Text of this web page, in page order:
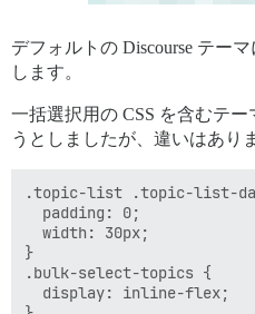
デフォルトの Discourse テー
します。
一括選択用の CSS を含むテ
うとしましたが、違いはあり
.topic-list .topic-list-
  padding: 0;
  width: 30px;
}
.bulk-select-topics {
  display: inline-flex;